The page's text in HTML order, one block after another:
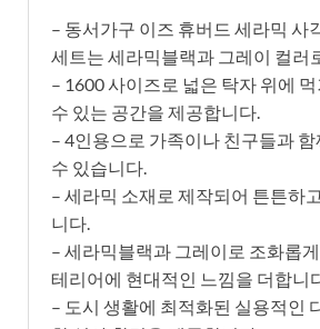
– 동서가구 이즈 휴버드 세라믹 사
세트는 세라믹블랙과 그레이 컬러
– 1600 사이즈로 넓은 탁자 위에
수 있는 공간을 제공합니다.
– 4인용으로 가족이나 친구들과 함
수 있습니다.
– 세라믹 소재로 제작되어 튼튼하
니다.
– 세라믹블랙과 그레이로 조화롭
테리어에 현대적인 느낌을 더합니
– 도시 생활에 최적화된 실용적인